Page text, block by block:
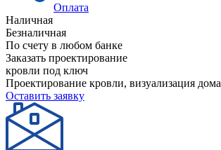
Оплата
Наличная
Безналичная
По счету в любом банке
Заказать проектирование
кровли под ключ
Проектирование кровли, визуализация дома
Оставить заявку